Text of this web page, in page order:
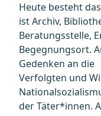
Heute besteht
ist Archiv,
Beratungsstelle,
Begegnungsort.
Gedenken an die
Verfolgten und
der Täter*innen.